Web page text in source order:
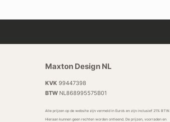
Maxton Design NL
KVK 99447398
BTWNL868995575B01
Alle prijzen op de website zijn vermeld in Euro’s en zijn inclusief 21% BTW.
Hieraan kunnen geen rechten worden ontleend. De prijzen, voorraden en